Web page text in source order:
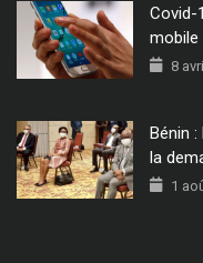
Covid-
mobile
8
Bénin
la
1